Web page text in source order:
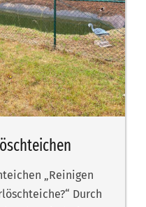
„Reinigen
Durch